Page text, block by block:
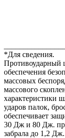
*Для сведения.
Противоударный
обеспечения
массовых
массового
характеристики
ударов палок,
обеспечивает
30 Дж и 80 Дж.
забрала до 1,2 Дж.